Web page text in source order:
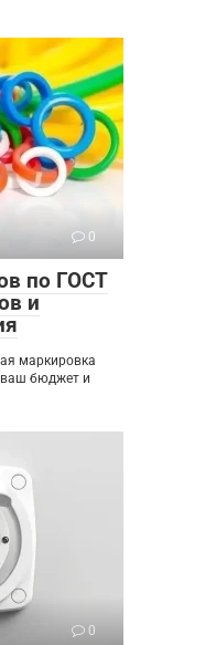
0
по ГОСТ
и
маркировка
бюджет и
0